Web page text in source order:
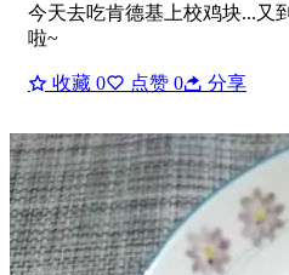
今天去吃肯德基上校鸡块...又
啦~
收藏 0 点赞 0 分享